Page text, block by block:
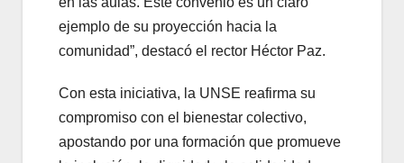
ejemplo de su proyección hacia la
comunidad”, destacó el rector Héctor Paz.
Con esta iniciativa, la UNSE reafirma su
compromiso con el bienestar colectivo,
apostando por una formación que promueve